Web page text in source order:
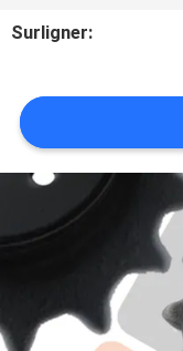
DEMANDEZ
CITATION
PLAN
SITE
PRIVACY
Surligner: